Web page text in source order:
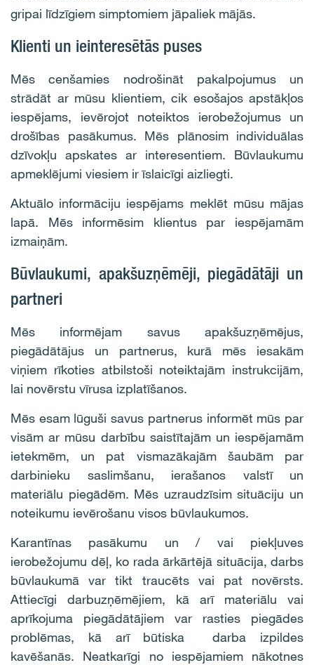
gripai līdzīgiem simptomiem jāpaliek mājās.
Klienti un ieinteresētās puses
Mēs cenšamies nodrošināt pakalpojumus un
strādāt ar mūsu klientiem, cik esošajos apstākļos
iespējams, ievērojot noteiktos ierobežojumus un
drošības pasākumus. Mēs plānosim individuālas
dzīvokļu apskates ar interesentiem. Būvlaukumu
apmeklējumi viesiem ir īslaicīgi aizliegti.
Aktuālo informāciju iespējams meklēt mūsu mājas
lapā. Mēs informēsim klientus par iespējamām
izmaiņām.
Būvlaukumi, apakšuzņēmēji, piegādātāji un
partneri
Mēs informējam savus apakšuzņēmējus,
piegādātājus un partnerus, kurā mēs iesakām
viņiem rīkoties atbilstoši noteiktajām instrukcijām,
lai novērstu vīrusa izplatīšanos.
Mēs esam lūguši savus partnerus informēt mūs par
visām ar mūsu darbību saistītajām un iespējamām
ietekmēm, un pat vismazākajām šaubām par
darbinieku saslimšanu, ierašanos valstī un
materiālu piegādēm. Mēs uzraudzīsim situāciju un
noteikumu ievērošanu visos būvlaukumos.
Karantīnas pasākumu un / vai piekļuves
ierobežojumu dēļ, ko rada ārkārtējā situācija, darbs
būvlaukumā var tikt traucēts vai pat novērsts.
Attiecīgi darbuzņēmējiem, kā arī materiālu vai
aprīkojuma piegādātājiem var rasties piegādes
problēmas, kā arī būtiska darba izpildes
kavēšanās. Neatkarīgi no iespējamiem nākotnes